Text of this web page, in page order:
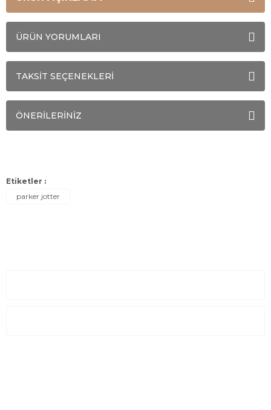
ÜRÜN YORUMLARI
TAKSİT SEÇENEKLERİ
ÖNERİLERİNİZ
Etiketler :
parker jotter